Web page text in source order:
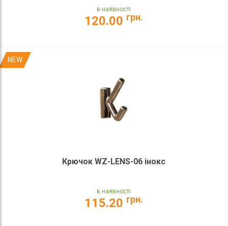
в наявності
120.00 грн.
NEW
Крючок WZ-LENS-06 інокс
в наявності
115.20 грн.